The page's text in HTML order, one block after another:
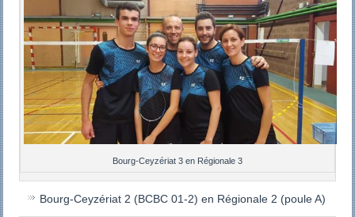
Bourg-Ceyzériat 3 en Régionale 3
Bourg-Ceyzériat 2 (BCBC 01-2) en Régionale 2 (poule A)